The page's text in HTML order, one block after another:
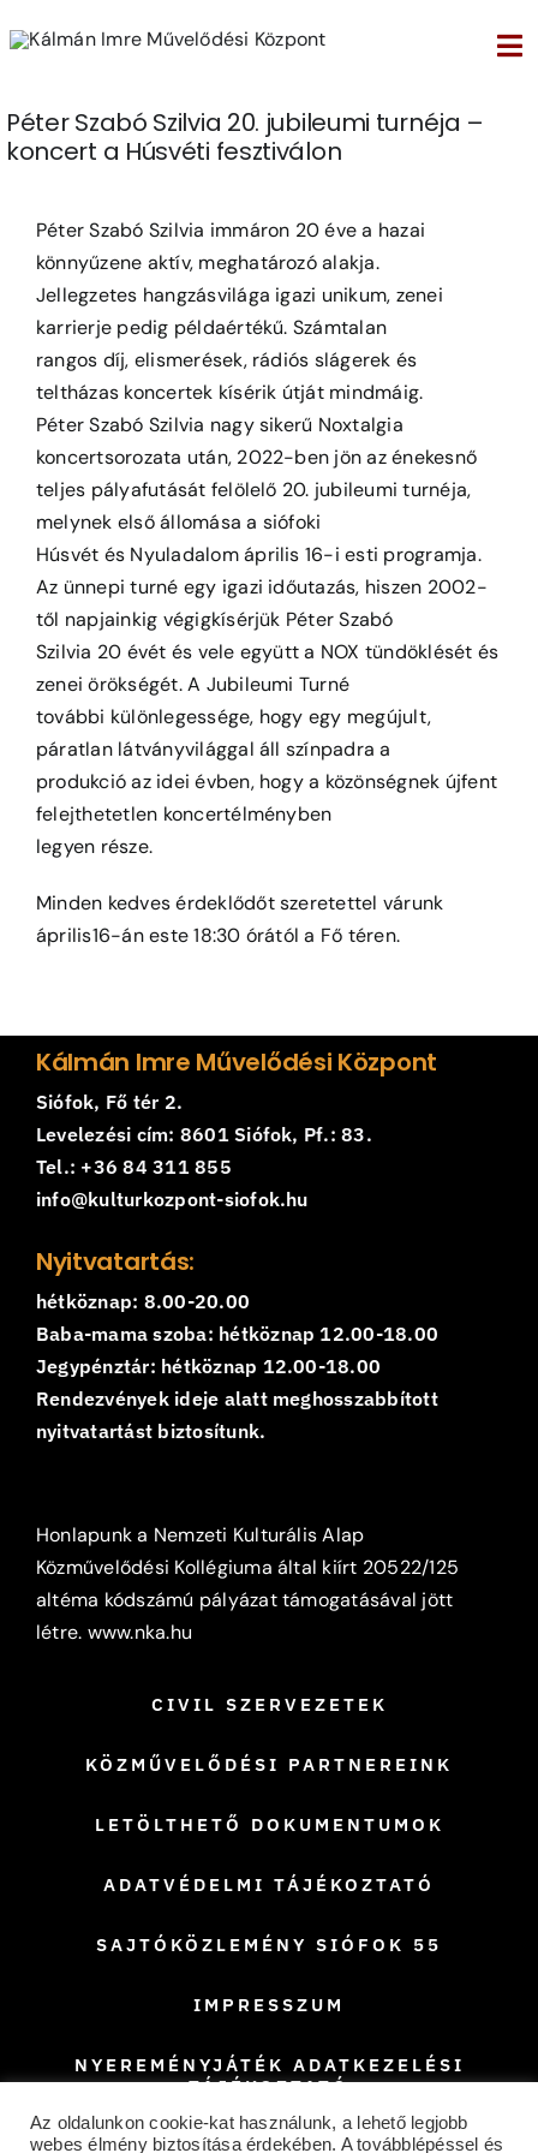
Péter Szabó Szilvia 20. jubileumi turnéja –
koncert a Húsvéti fesztiválon
Larger
Image
Péter Szabó Szilvia immáron 20 éve a hazai
könnyűzene aktív, meghatározó alakja.
Jellegzetes hangzásvilága igazi unikum, zenei
karrierje pedig példaértékű. Számtalan
rangos díj, elismerések, rádiós slágerek és
teltházas koncertek kísérik útját mindmáig.
Péter Szabó Szilvia nagy sikerű Noxtalgia
koncertsorozata után, 2022-ben jön az énekesnő
teljes pályafutását felölelő 20. jubileumi turnéja,
melynek első állomása a siófoki
Húsvét és Nyuladalom április 16-i esti programja.
Az ünnepi turné egy igazi időutazás, hiszen 2002-
től napjainkig végigkísérjük Péter Szabó
Szilvia 20 évét és vele együtt a NOX tündöklését és
zenei örökségét. A Jubileumi Turné
további különlegessége, hogy egy megújult,
páratlan látványvilággal áll színpadra a
produkció az idei évben, hogy a közönségnek újfent
felejthetetlen koncertélményben
legyen része.
Minden kedves érdeklődőt szeretettel várunk
április16-án este 18:30 órától a Fő téren.
Kálmán Imre Művelődési Központ
Siófok, Fő tér 2.
Levelezési cím: 8601 Siófok, Pf.: 83.
Tel.: +36 84 311 855
info@kulturkozpont-siofok.hu
Nyitvatartás:
hétköznap: 8.00-20.00
Baba-mama szoba: hétköznap 12.00-18.00
Jegypénztár: hétköznap 12.00-18.00
Rendezvények ideje alatt meghosszabbított
nyitvatartást biztosítunk.
Honlapunk a Nemzeti Kulturális Alap
Közművelődési Kollégiuma által kiírt 20522/125
altéma kódszámú pályázat támogatásával jött
létre. www.nka.hu
CIVIL SZERVEZETEK
KÖZMŰVELŐDÉSI PARTNEREINK
LETÖLTHETŐ DOKUMENTUMOK
ADATVÉDELMI TÁJÉKOZTATÓ
SAJTÓKÖZLEMÉNY SIÓFOK 55
IMPRESSZUM
NYEREMÉNYJÁTÉK ADATKEZELÉSI
TÁJÉKOZTATÓ
TAVASZI FESZTIVÁL NYEREMLNYJÁTÉK
Az oldalunkon cookie-kat használunk, a lehető legjobb
webes élmény biztosítása érdekében. A továbblépéssel és